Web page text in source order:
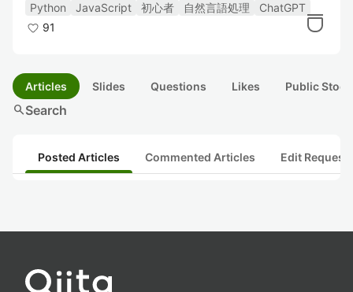
Python JavaScript 初心者 自然言語処理
ChatGPT
91
Articles Slides Questions Likes Public
searchSearch
Posted Articles Commented Articles Edit